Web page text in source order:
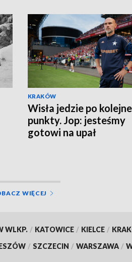
KRAKÓW
Wisła jedzie po kolejne
punkty. Jop: jesteśmy
gotowi na upał
WIĘCEJ
WLKP. / KATOWICE / KIELCE /
/ SZCZECIN / WARSZAWA /